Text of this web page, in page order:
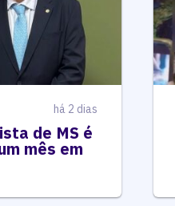
há 2 dias
de MS é
mês em